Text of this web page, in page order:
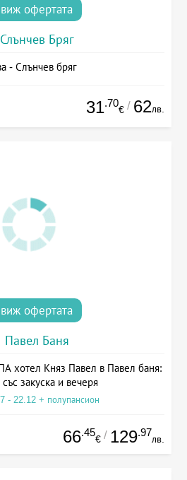
виж офертата
Слънчев Бряг
- Слънчев бряг
31.70
€ / 62лв.
виж офертата
Павел Баня
хотел Княз Павел в Павел баня:
закуска и вечеря
- 22.12 + полупансион
66.45
€ / 129.97
лв.